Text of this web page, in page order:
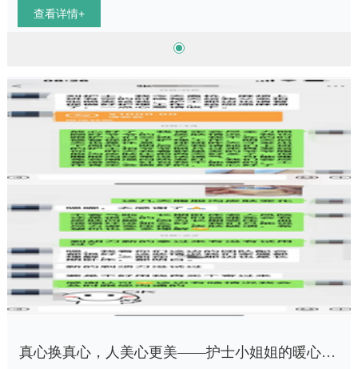
最诚挚的谢意。近日，我院就上演了一段医护人员退回患者家属
红包的故事。
查看详情+
真心换真心，人美心更美——护士小姐姐的暖心故事